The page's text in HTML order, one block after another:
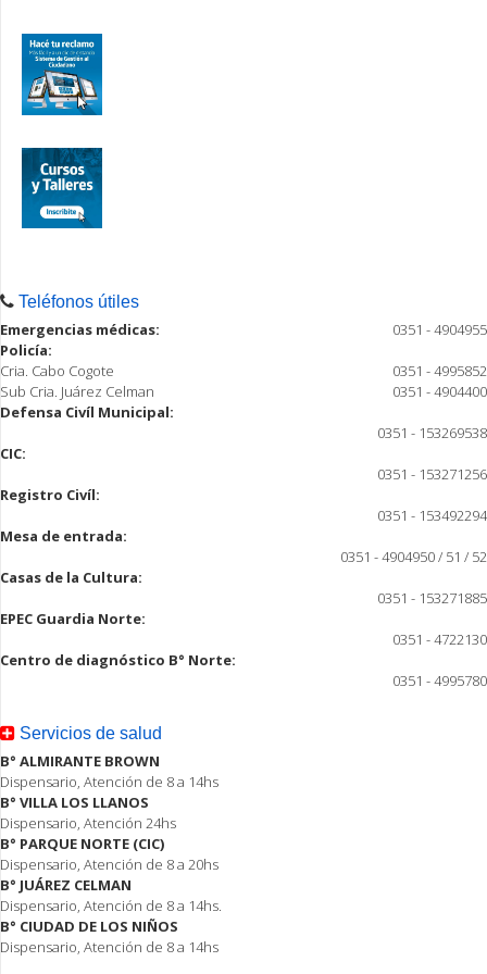
Teléfonos útiles
Emergencias médicas:
0351 - 4904955
Policía:
Cria. Cabo Cogote
0351 - 4995852
Sub Cria. Juárez Celman
0351 - 4904400
Defensa Civíl Municipal:
0351 - 153269538
CIC:
0351 - 153271256
Registro Civíl:
0351 - 153492294
Mesa de entrada:
0351 - 4904950 / 51 / 52
Casas de la Cultura:
0351 - 153271885
EPEC Guardia Norte:
0351 - 4722130
Centro de diagnóstico B° Norte:
0351 - 4995780
Servicios de salud
B° ALMIRANTE BROWN
Dispensario, Atención de 8 a 14hs
B° VILLA LOS LLANOS
Dispensario, Atención 24hs
B° PARQUE NORTE (CIC)
Dispensario, Atención de 8 a 20hs
B° JUÁREZ CELMAN
Dispensario, Atención de 8 a 14hs.
B° CIUDAD DE LOS NIÑOS
Dispensario, Atención de 8 a 14hs